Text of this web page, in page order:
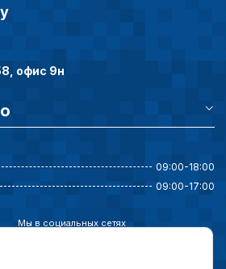
офис 9н
09:00-18:00
09:00-17:00
Мы в социальных сетях